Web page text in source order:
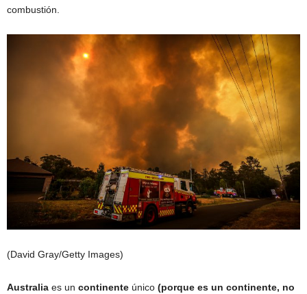
combustión.
(David Gray/Getty Images)
Australia es un continente único (porque es un continente, no